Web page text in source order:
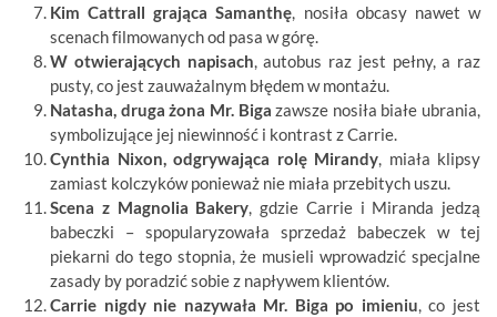
Kim Cattrall grająca Samanthę, nosiła obcasy nawet w
scenach filmowanych od pasa w górę.
W otwierających napisach, autobus raz jest pełny, a raz
pusty, co jest zauważalnym błędem w montażu.
Natasha, druga żona Mr. Biga zawsze nosiła białe ubrania,
symbolizujące jej niewinność i kontrast z Carrie.
Cynthia Nixon, odgrywająca rolę Mirandy, miała klipsy
zamiast kolczyków ponieważ nie miała przebitych uszu.
Scena z Magnolia Bakery, gdzie Carrie i Miranda jedzą
babeczki – spopularyzowała sprzedaż babeczek w tej
piekarni do tego stopnia, że musieli wprowadzić specjalne
zasady by poradzić sobie z napływem klientów.
Carrie nigdy nie nazywała Mr. Biga po imieniu, co jest